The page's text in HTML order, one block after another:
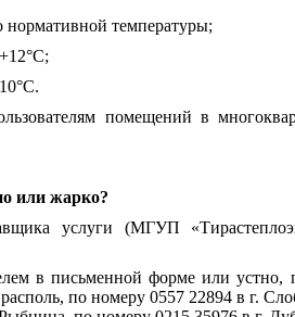
нормативной температуры;
°С;
°С.
помещений в
или жарко?
услуги (МГУП
в письменной форме или устно,
по номеру 0557 22894 в г.